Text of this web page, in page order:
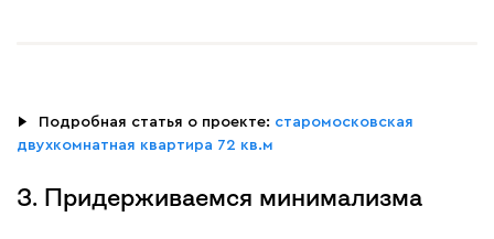
▶ Подробная статья о проекте: старомосковская
двухкомнатная квартира 72 кв.м
3. Придерживаемся минимализма